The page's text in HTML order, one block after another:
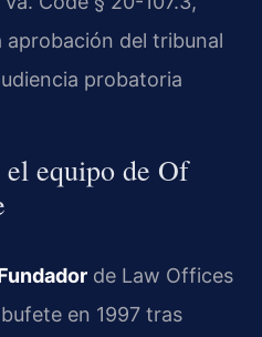
aprobación del tribunal
probatoria
equipo de Of
de Law Offices
en 1997 tras